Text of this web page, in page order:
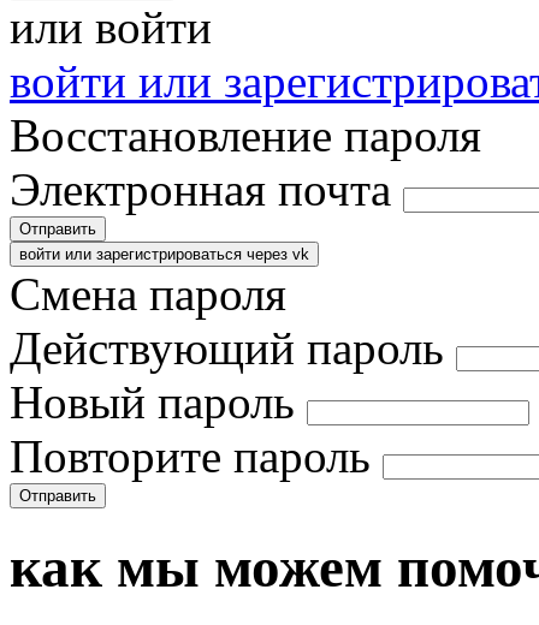
или войти
войти или
Восстановление пароля
Электронная почта
Отправить
войти или зарегистрироваться через vk
Смена пароля
Действующий пароль
Новый пароль
Повторите пароль
Отправить
как мы можем